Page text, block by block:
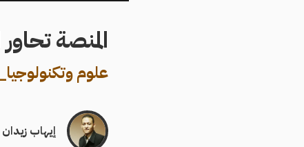
المنصة
علوم وتكنولوجيا
إيهاب زيدان